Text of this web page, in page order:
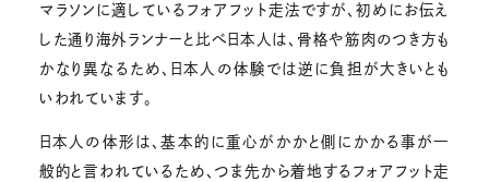
マラソンに適しているフォアフット走法ですが、初めにお伝え
した通り海外ランナーと比べ日本人は、骨格や筋肉のつき方も
かなり異なるため、日本人の体験では逆に負担が大きいとも
いわれています。
日本人の体形は、基本的に重心がかかと側にかかる事が一
般的と言われているため、つま先から着地するフォアフット走